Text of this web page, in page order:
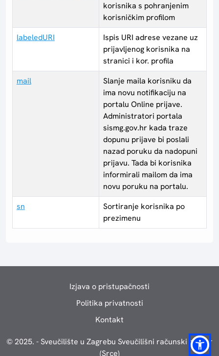
korisnika s pohranjenim
korisničkim profilom
labeledURI
Ispis URI adrese vezane uz
prijavljenog korisnika na
stranici i kor. profila
mail
Slanje maila korisniku da
ima novu notifikaciju na
portalu Online prijave.
Administratori portala
sismg.gov.hr kada traze
dopunu prijave bi poslali
nazad poruku da nadopuni
prijavu. Tada bi korisnika
informirali mailom da ima
novu poruku na portalu.
sn
Sortiranje korisnika po
prezimenu
Izjava o pristupačnosti
Politika privatnosti
Kontakt
© 2025. - Sveučilište u Zagrebu Sveučilišni računski centar
(Srce)